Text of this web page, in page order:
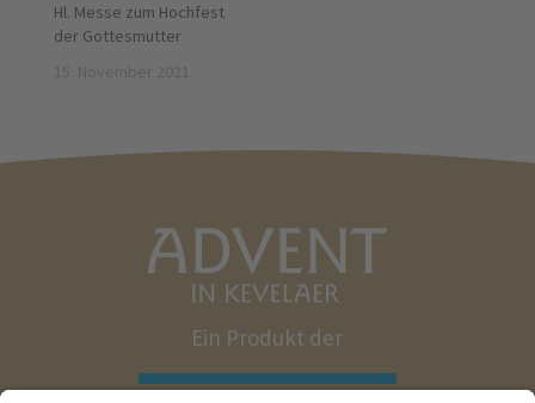
Hl. Messe zum Hochfest
der Gottesmutter
Ein Produkt der